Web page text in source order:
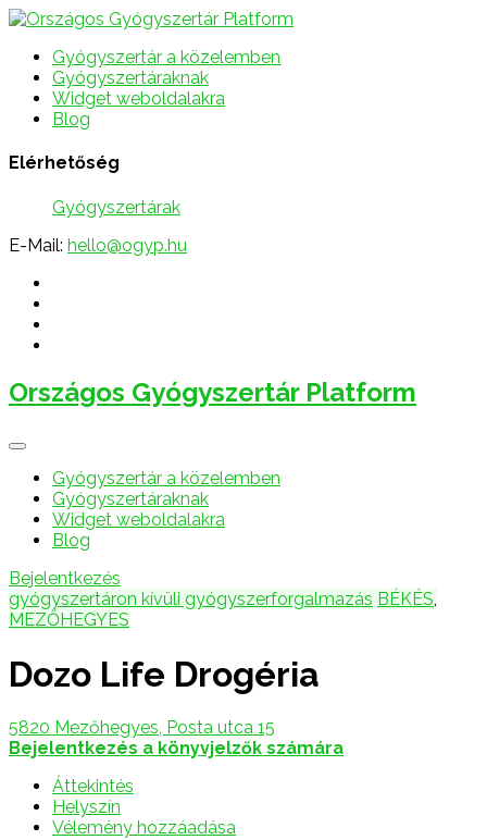
Gyógyszertár a közelemben
Gyógyszertáraknak
Widget weboldalakra
Blog
Elérhetőség
Gyógyszertárak
E-Mail: hello@ogyp.hu
Országos Gyógyszertár Platform
Gyógyszertár a közelemben
Gyógyszertáraknak
Widget weboldalakra
Blog
Bejelentkezés
gyógyszertáron kívüli gyógyszerforgalmazás BÉKÉS,
MEZŐHEGYES
Dozo Life Drogéria
5820 Mezőhegyes, Posta utca 15
Bejelentkezés a könyvjelzők számára
Áttekintés
Helyszín
Vélemény hozzáadása